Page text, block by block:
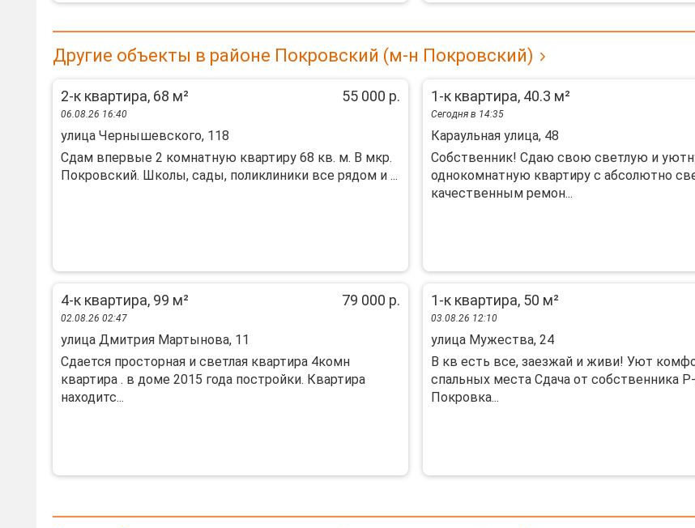
Другие объекты в районе Покровский (м-н Покровский)
2-к квартира, 68 м² 55 000 р.
06.08.26 16:40
улица Чернышевского, 118
Сдам впервые 2 комнатную квартиру 68 кв. м. В мкр.
Покровский. Школы, сады, поликлиники все рядом и ...
1-к квартира, 40.3 м²
Сегодня в 14:35
Караульная улица, 48
Собственник! Сдаю свою светлую и
однокомнатную квартиру с абсолютно
качественным ремон...
4-к квартира, 99 м² 79 000 р.
02.08.26 02:47
улица Дмитрия Мартынова, 11
Сдается просторная и светлая квартира 4комн
квартира . в доме 2015 года постройки. Квартира
находитс...
1-к квартира, 50 м²
03.08.26 12:10
улица Мужества, 24
В кв есть все, заезжай и живи! Уют
спальных места Сдача от собственника
Покровка...